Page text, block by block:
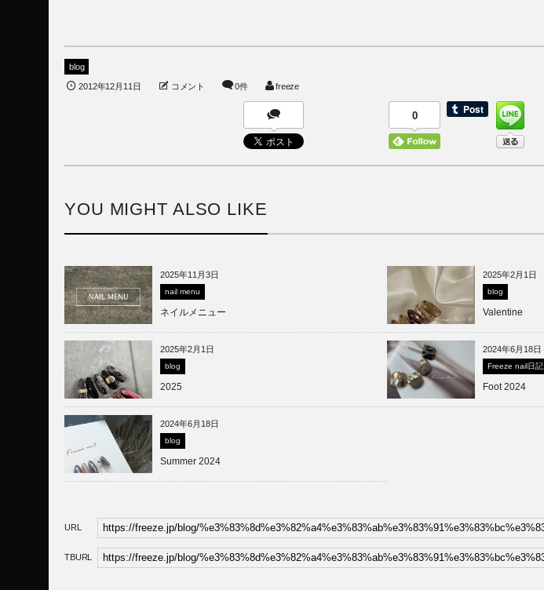
blog
2012年12月11日 コメント 0件 freeze
0
YOU MIGHT ALSO LIKE
2025年11月3日
nail menu
ネイルメニュー
2025年2月1日
blog
Valentine
2025年2月1日
blog
2025
2024年6月18日
Freeze nail日記
Foot 2024
2024年6月18日
blog
Summer 2024
URL
TBURL